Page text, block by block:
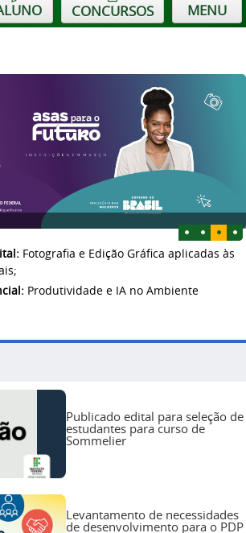
CONCURSOS MENU
Fotografia e Edição Gráfica aplicadas às
Produtividade e IA no Ambiente
Publicado edital para seleção de
estudantes para curso de
Sommelier
Levantamento de necessidades
de desenvolvimento para o PDP